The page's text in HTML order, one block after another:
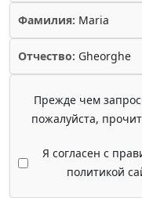
Фамилия: Maria
Отчество: Gheorghe
Прежде чем
пожалуйста,
Я согласен с
политикой